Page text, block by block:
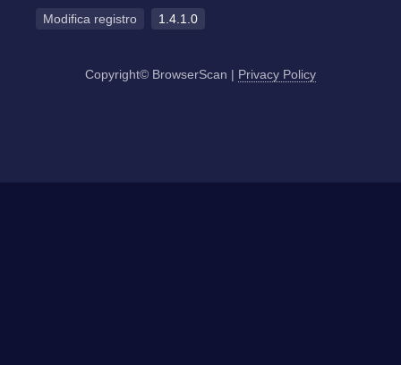
Modifica registro 1.4.1.0
Copyright© BrowserScan | Privacy Policy